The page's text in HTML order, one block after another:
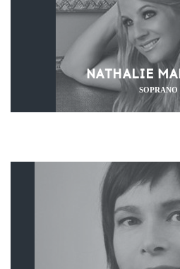
NATHALIE
SOPRANO